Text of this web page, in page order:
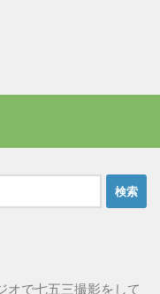
オで七五三撮影をして